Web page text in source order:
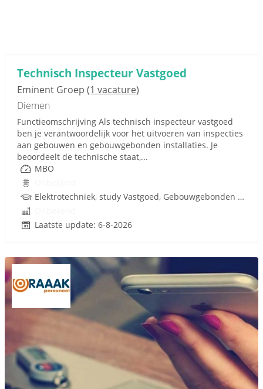
Technisch Inspecteur Vastgoed
Eminent Groep (1 vacature)
Diemen
Functieomschrijving Als technisch inspecteur vastgoed
ben je verantwoordelijk voor het uitvoeren van inspecties
aan gebouwen en gebouwgebonden installaties. Je
beoordeelt de technische staat,...
MBO
Elektrotechniek, study Vastgoed, Gebouwgebonden installaties, Rijbewijs
Laatste update: 6-8-2026